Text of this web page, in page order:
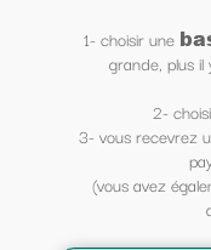
1- choisir une
grande, plus
2-
3- vous recevrez
(vous avez